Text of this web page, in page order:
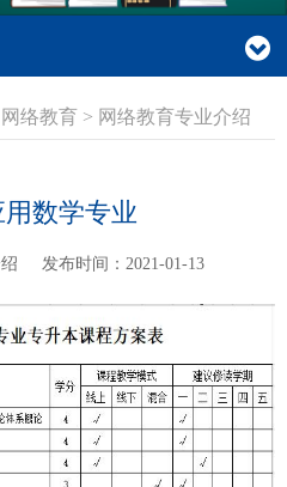
网络教育> 网络教育专业介绍
数学专业
发布时间：2021-01-13